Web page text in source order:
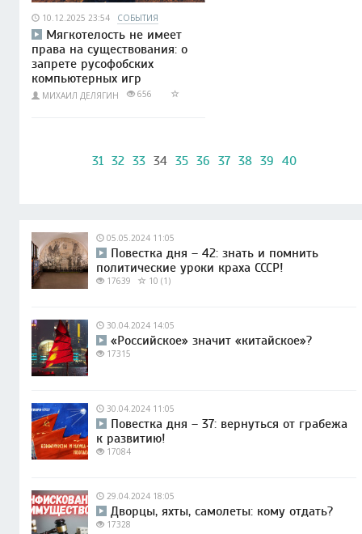
10.12.2025 23:54 СОБЫТИЯ
Мягкотелость не имеет
права на существования: о
запрете русофобских
компьютерных игр
МИХАИЛ ДЕЛЯГИН 656
31 32 33 34 35 36 37 38 39 40
05.05.2024 11:05
Повестка дня – 42: знать и помнить
политические уроки краха СССР!
17639 10 (1)
30.04.2024 14:05
«Российское» значит «китайское»?
17315
30.04.2024 11:05
Повестка дня – 37: вернуться от грабежа
к развитию!
17084
29.04.2024 18:05
Дворцы, яхты, самолеты: кому отдать?
17328